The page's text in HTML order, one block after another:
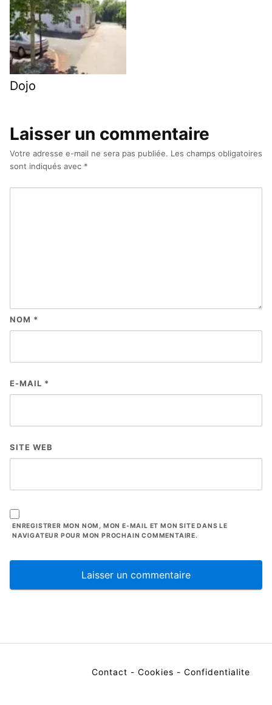
Dojo
Laisser un commentaire
Votre adresse e-mail ne sera pas publiée. Les champs obligatoires
sont indiqués avec *
NOM *
E-MAIL *
SITE WEB
ENREGISTRER MON NOM, MON E-MAIL ET MON SITE DANS LE
NAVIGATEUR POUR MON PROCHAIN COMMENTAIRE.
Contact - Cookies - Confidentialite